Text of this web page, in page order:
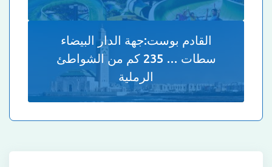
القادم بوست:جهة الدار البيضاء
سطات … 235 كم من الشواطئ
الرملية